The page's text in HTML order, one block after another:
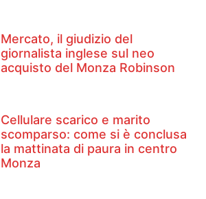
Mercato, il giudizio del
giornalista inglese sul neo
acquisto del Monza Robinson
Cellulare scarico e marito
scomparso: come si è conclusa
la mattinata di paura in centro
Monza